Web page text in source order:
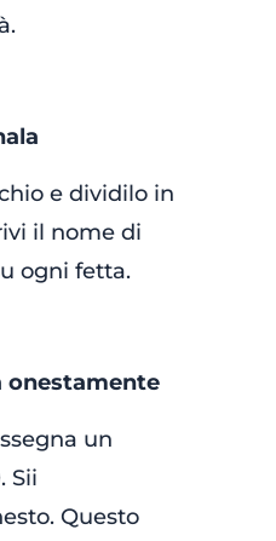
e dividilo in
il nome di
ogni fetta.
onestamente
un
Sii
Questo